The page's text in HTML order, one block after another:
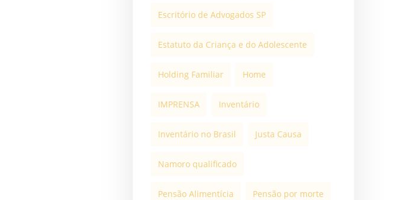
Escritório de Advogados SP
Estatuto da Criança e do Adolescente
Holding Familiar Home
IMPRENSA Inventário
Inventário no Brasil Justa Causa
Namoro qualificado
Pensão Alimentícia Pensão por morte